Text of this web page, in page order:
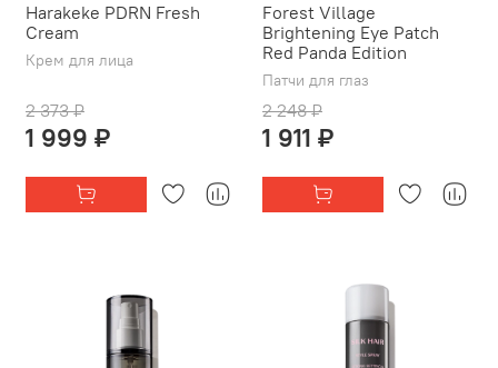
Harakeke PDRN Fresh
Cream
Крем для лица
2 373 ₽
1 999 ₽
Forest Village
Brightening Eye Patch
Red Panda Edition
Патчи для глаз
2 248 ₽
1 911 ₽